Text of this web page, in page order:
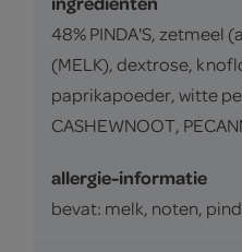
48% PINDA'S, zetmeel
(MELK), dextrose,
paprikapoeder, witte
CASHEWNOOT,
allergie-informatie
bevat: melk, noten,